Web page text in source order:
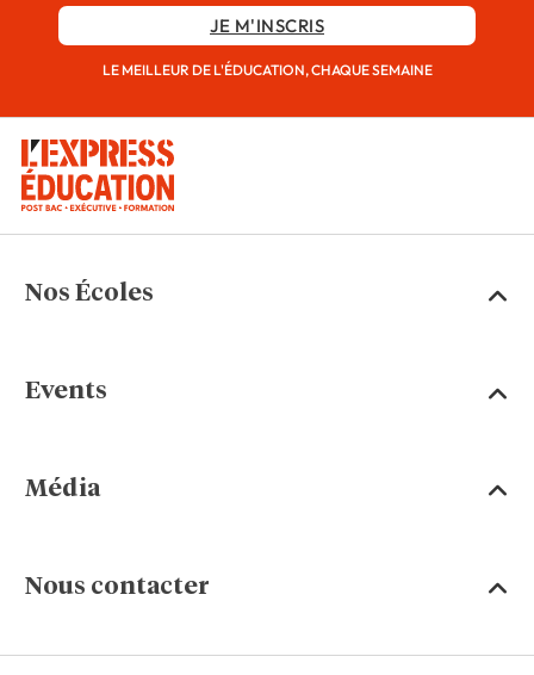
JE M'INSCRIS
LE MEILLEUR DE L'ÉDUCATION, CHAQUE SEMAINE
Nos Écoles
Events
Média
Nous contacter